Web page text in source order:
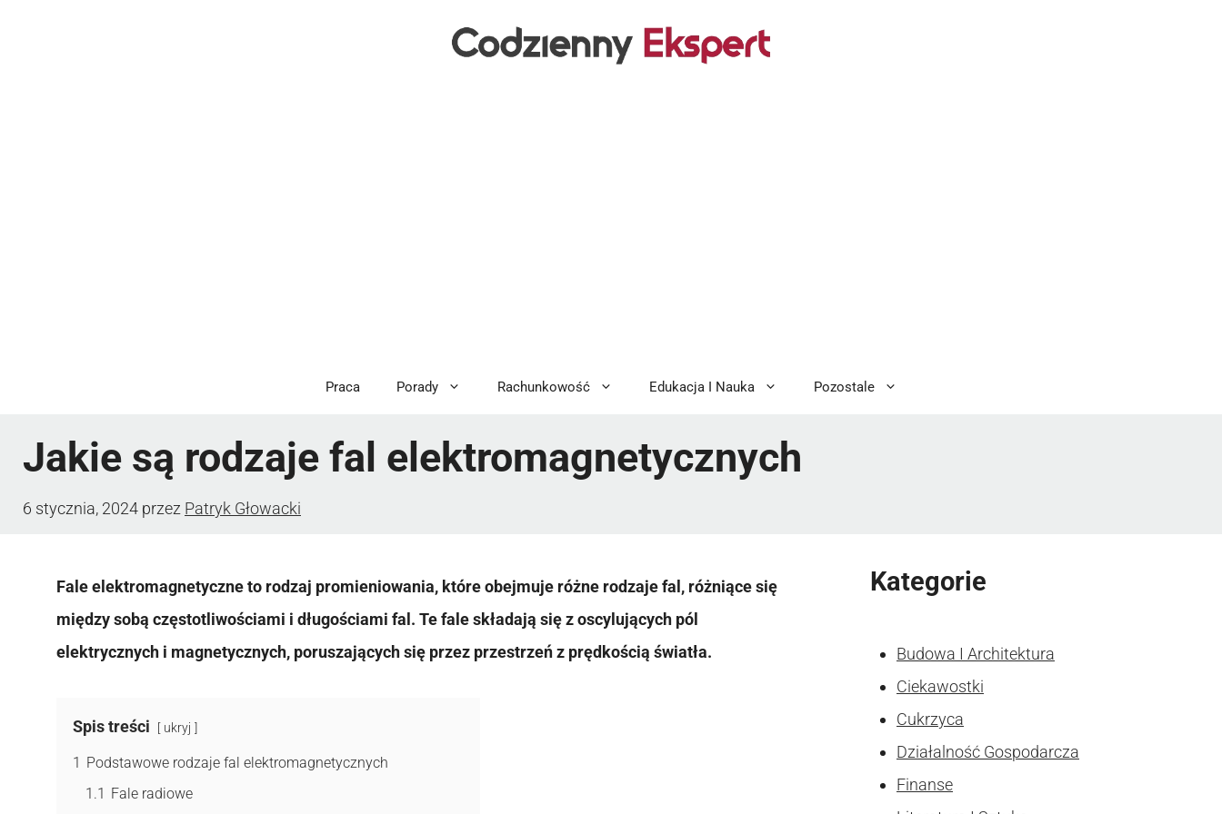
Praca Porady Rachunkowość Edukacja I Nauka Pozostale
Jakie są rodzaje fal elektromagnetycznych
6 stycznia, 2024 przez Patryk Głowacki
Fale elektromagnetyczne to rodzaj promieniowania, które obejmuje różne rodzaje fal, różniące się
między sobą częstotliwościami i długościami fal. Te fale składają się z oscylujących pól
elektrycznych i magnetycznych, poruszających się przez przestrzeń z prędkością światła.
Spis treści ukryj
1 Podstawowe rodzaje fal elektromagnetycznych
1.1 Fale radiowe
Kategorie
Budowa I Architektura
Ciekawostki
Cukrzyca
Działalność Gospodarcza
Finanse